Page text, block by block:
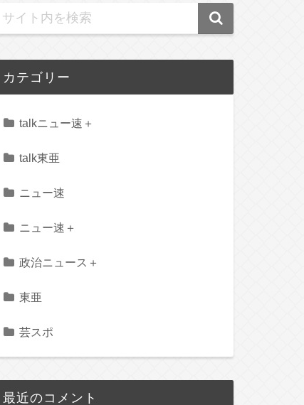
カテゴリー
talkニュー速＋
talk東亜
ニュー速
ニュー速＋
政治ニュース＋
東亜
芸スポ
最近のコメント